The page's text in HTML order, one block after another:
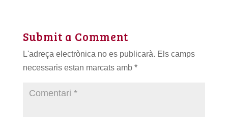
Submit a Comment
L'adreça electrònica no es publicarà. Els camps
necessaris estan marcats amb *